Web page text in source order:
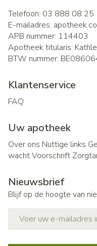
Telefoon: 03 888 08 25
E-mailadres:
APB nummer: 114403
Apotheek titularis:
BTW nummer:
Klantenservice
FAQ
Uw apotheek
Over ons Nuttige links
wachtVoorschrift
Nieuwsbrief
Blijf op de hoogte van